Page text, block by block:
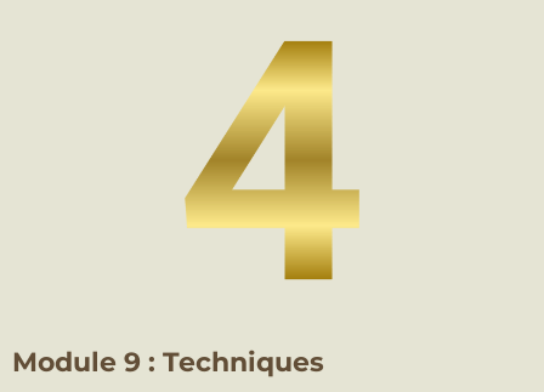
Module 9 : Techniques